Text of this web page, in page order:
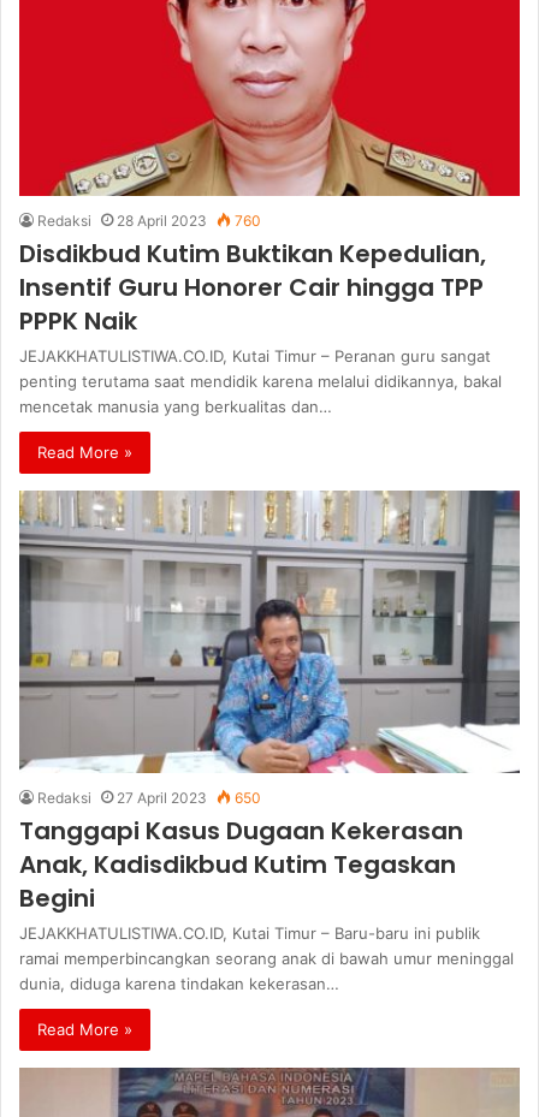
Redaksi 28 April 2023 760
Disdikbud Kutim Buktikan Kepedulian,
Insentif Guru Honorer Cair hingga TPP
PPPK Naik
JEJAKKHATULISTIWA.CO.ID, Kutai Timur – Peranan guru sangat
penting terutama saat mendidik karena melalui didikannya, bakal
mencetak manusia yang berkualitas dan…
Read More »
Redaksi 27 April 2023 650
Tanggapi Kasus Dugaan Kekerasan
Anak, Kadisdikbud Kutim Tegaskan
Begini
JEJAKKHATULISTIWA.CO.ID, Kutai Timur – Baru-baru ini publik
ramai memperbincangkan seorang anak di bawah umur meninggal
dunia, diduga karena tindakan kekerasan…
Read More »